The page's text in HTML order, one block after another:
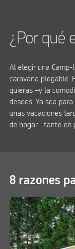
¿Por qué
Al elegir una
caravana plegable.
quieras –y la
desees. Ya sea
unas vacaciones
de hogar– tanto en
8 razones